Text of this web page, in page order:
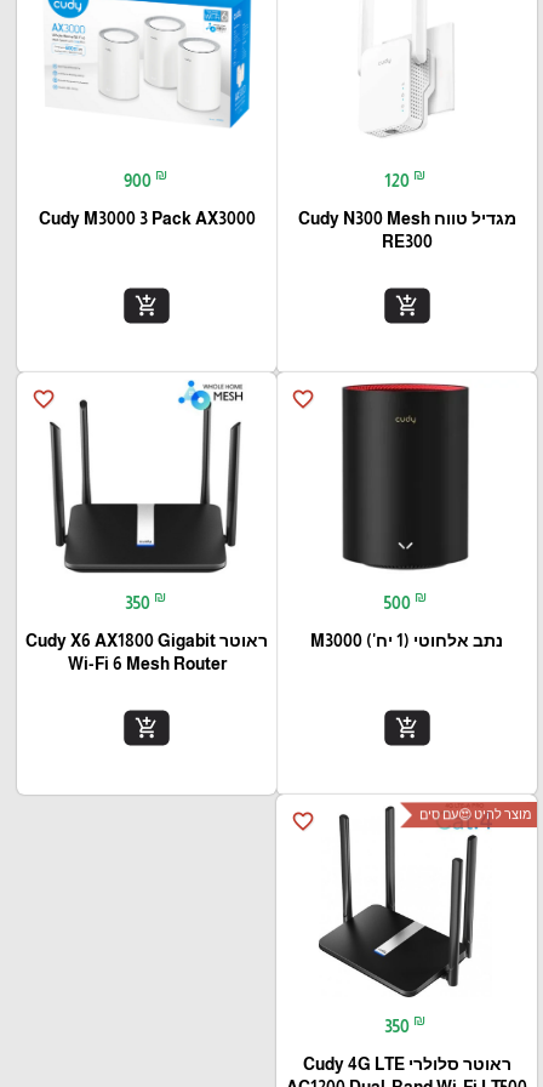
120 ₪
מגדיל טווח Cudy N300 Mesh
RE300
add_shopping_cart
900 ₪
Cudy M3000 3 Pack AX3000
add_shopping_cart
favorite_border
500 ₪
נתב אלחוטי (1 יח') M3000
add_shopping_cart
favorite_border
350 ₪
ראוטר Cudy X6 AX1800 Gigabit
Wi-Fi 6 Mesh Router
add_shopping_cart
favorite_border מוצר להיט 😍עם סים
350 ₪
ראוטר סלולרי Cudy 4G LTE